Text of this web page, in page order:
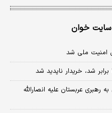
سایت خوان
امنیت ملی شد
رهبری عربستان علیه انصارالله